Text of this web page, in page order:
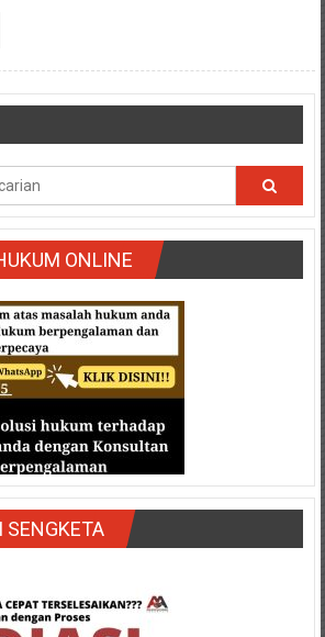
Kulonprogo/
Mungkid/Demak/
ONLINE
SENGKETA